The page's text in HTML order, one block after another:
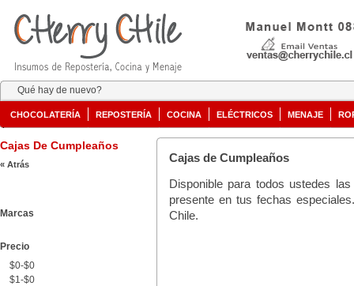
Qué hay de nuevo?
CHOCOLATERÍA REPOSTERÍA COCINA ELÉCTRICOS MENAJE
Cajas De Cumpleaños
« Atrás
Marcas
Precio
$0-$0
$1-$0
Cajas de Cumpleaños
Disponible para todos ustedes
presente en tus fechas
Chile.